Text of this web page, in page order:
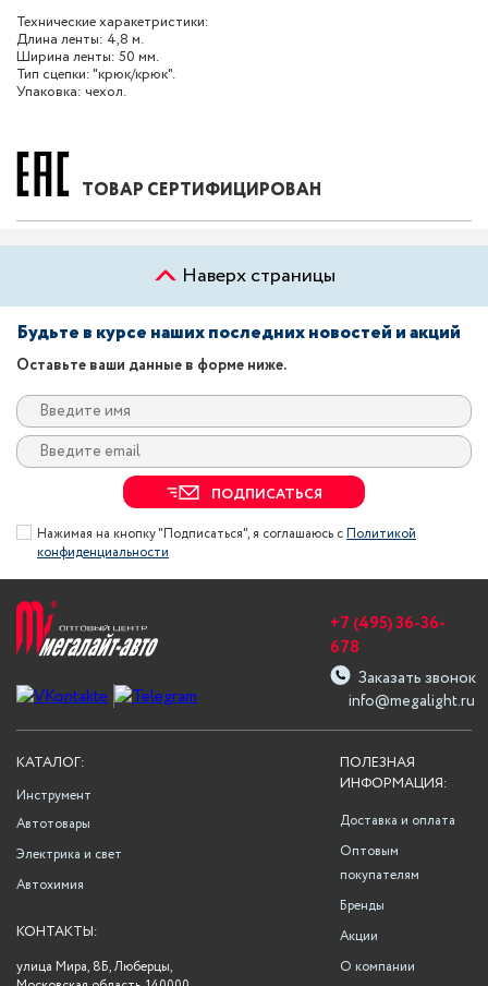
Технические харакетристики:
Длина ленты: 4,8 м.
Ширина ленты: 50 мм.
Тип сцепки: "крюк/крюк".
Упаковка: чехол.
ТОВАР СЕРТИФИЦИРОВАН
Наверх страницы
Будьте в курсе наших последних новостей и акций
Оставьте ваши данные в форме ниже.
ПОДПИСАТЬСЯ
Нажимая на кнопку "Подписаться", я соглашаюсь сПолитикой
конфиденциальности
info@megalight.ru
+7 (495) 36-36-
678
Заказать звонок
ПОЛЕЗНАЯ
ИНФОРМАЦИЯ:
Доставка и оплата
Оптовым
покупателям
Бренды
Акции
О компании
КАТАЛОГ:
Инструмент
Автотовары
Электрика и свет
Автохимия
КОНТАКТЫ:
улица Мира, 8Б, Люберцы,